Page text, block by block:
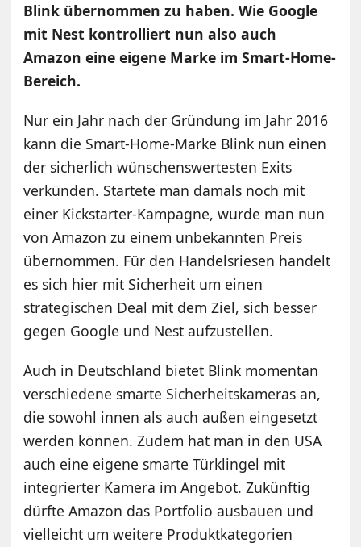
Blink übernommen zu haben. Wie Google
mit Nest kontrolliert nun also auch
Amazon eine eigene Marke im Smart-Home-
Bereich.
Nur ein Jahr nach der Gründung im Jahr 2016
kann die Smart-Home-Marke Blink nun einen
der sicherlich wünschenswertesten Exits
verkünden. Startete man damals noch mit
einer Kickstarter-Kampagne, wurde man nun
von Amazon zu einem unbekannten Preis
übernommen. Für den Handelsriesen handelt
es sich hier mit Sicherheit um einen
strategischen Deal mit dem Ziel, sich besser
gegen Google und Nest aufzustellen.
Auch in Deutschland bietet Blink momentan
verschiedene smarte Sicherheitskameras an,
die sowohl innen als auch außen eingesetzt
werden können. Zudem hat man in den USA
auch eine eigene smarte Türklingel mit
integrierter Kamera im Angebot. Zukünftig
dürfte Amazon das Portfolio ausbauen und
vielleicht um weitere Produktkategorien